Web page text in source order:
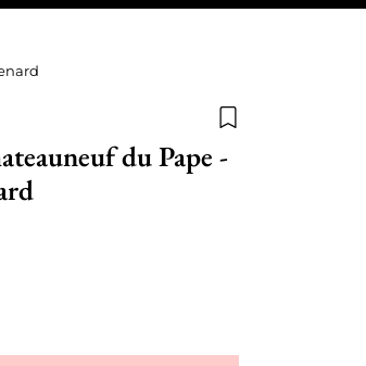
du Pape -